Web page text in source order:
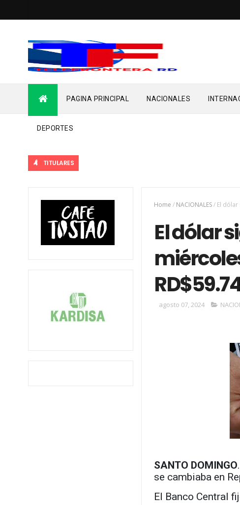
PAGINA PRINCIPAL NACIONALES
DEPORTES
TITULARES
Home / NACIONALES/ El dólar
El dólar
agosto 07, 2024
SANTO DOMINGO
se cambiaba en
El Banco Central